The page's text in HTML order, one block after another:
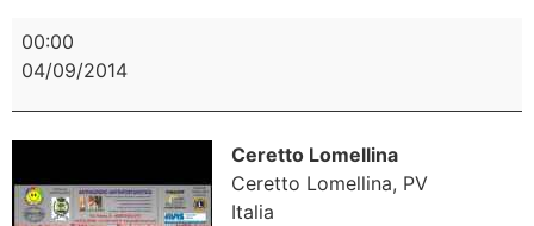
00:00
04/09/2014
Ceretto Lomellina
Ceretto Lomellina, PV
Italia